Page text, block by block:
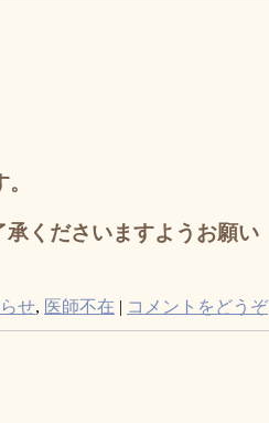
承くださいますようお願い
せ, 医師不在 | コメントをどうぞ